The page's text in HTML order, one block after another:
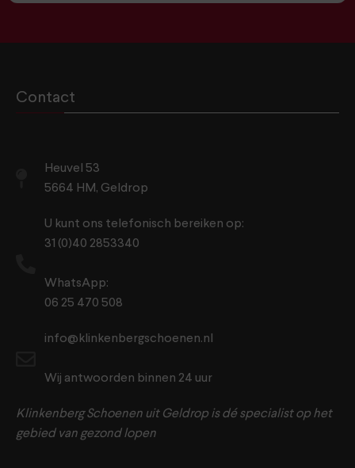
Contact
Heuvel 53
5664 HM, Geldrop
U kunt ons telefonisch bereiken op:
31 (0)40 2853340
WhatsApp:
06 25 470 508
info@klinkenbergschoenen.nl
Wij antwoorden binnen 24 uur
Klinkenberg Schoenen uit Geldrop is dé specialist op het
gebied van gezond lopen